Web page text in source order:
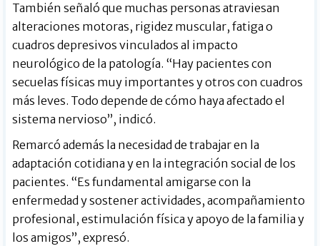
También señaló que muchas personas atraviesan
alteraciones motoras, rigidez muscular, fatiga o
cuadros depresivos vinculados al impacto
neurológico de la patología. “Hay pacientes con
secuelas físicas muy importantes y otros con cuadros
más leves. Todo depende de cómo haya afectado el
sistema nervioso”, indicó.
Remarcó además la necesidad de trabajar en la
adaptación cotidiana y en la integración social de los
pacientes. “Es fundamental amigarse con la
enfermedad y sostener actividades, acompañamiento
profesional, estimulación física y apoyo de la familia y
los amigos”, expresó.